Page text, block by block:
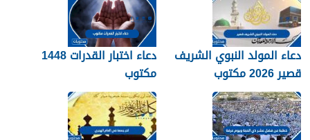
دعاء المولد النبوي الشريف
قصير 2026 مكتوب
دعاء اختبار القدرات 1448
مكتوب